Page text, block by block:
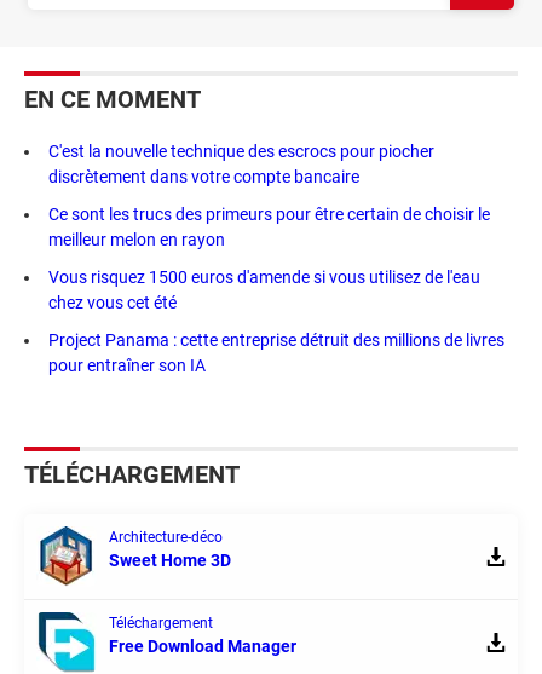
EN CE MOMENT
C'est la nouvelle technique des escrocs pour piocher
discrètement dans votre compte bancaire
Ce sont les trucs des primeurs pour être certain de choisir le
meilleur melon en rayon
Vous risquez 1500 euros d'amende si vous utilisez de l'eau
chez vous cet été
Project Panama : cette entreprise détruit des millions de livres
pour entraîner son IA
TÉLÉCHARGEMENT
Architecture-déco
Sweet Home 3D
Téléchargement
Free Download Manager